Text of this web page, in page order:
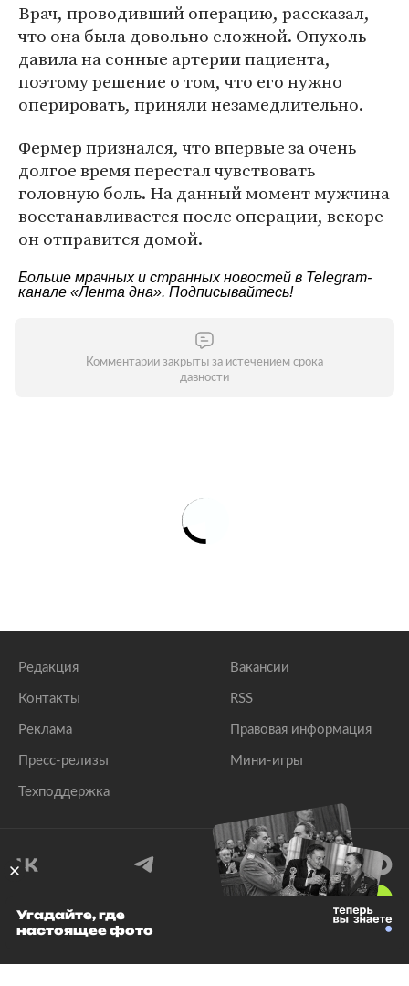
Врач, проводивший операцию, рассказал,
что она была довольно сложной. Опухоль
давила на сонные артерии пациента,
поэтому решение о том, что его нужно
оперировать, приняли незамедлительно.
Фермер признался, что впервые за очень
долгое время перестал чувствовать
головную боль. На данный момент мужчина
восстанавливается после операции, вскоре
он отправится домой.
Больше мрачных и странных новостей в Telegram-
канале «Лента дна». Подписывайтесь!
Комментарии закрыты за истечением срока
давности
Редакция
Контакты
Реклама
Пресс-релизы
Техподдержка
Вакансии
RSS
Правовая информация
Мини-игры
© 1999–2026 Все права защищены.
Угадайте, где
настоящее фото